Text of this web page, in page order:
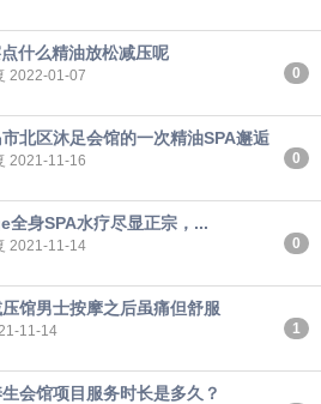
0
什么精油放松减压呢
2022-01-07
0
北区沐足会馆的一次精油SPA邂逅
2021-11-16
0
身SPA水疗尽显正宗，...
2021-11-14
1
馆男士按摩之后虽痛但舒服
11-14
会馆项目服务时长是多久？